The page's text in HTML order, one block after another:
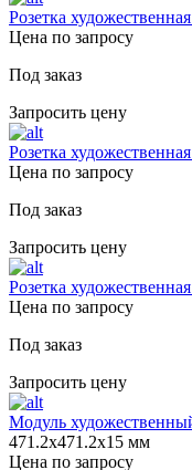
Розетка
Цена по запросу
Под заказ
Запросить цену
Розетка
Цена по запросу
Под заказ
Запросить цену
Розетка
Цена по запросу
Под заказ
Запросить цену
Модуль
471.2х471.2х15 мм
Цена по запросу